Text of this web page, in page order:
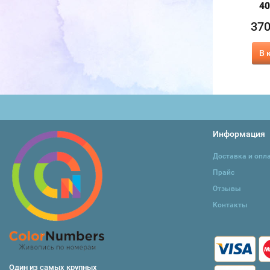
40х50 см
В
Один из самых крупных
Информация
Доставка и
Прайс
Отзывы
Контакты